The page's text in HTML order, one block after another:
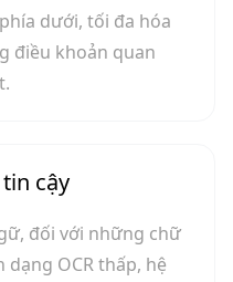
dưới, tối đa hóa
điều khoản quan
cậy
đối với những chữ
OCR thấp, hệ